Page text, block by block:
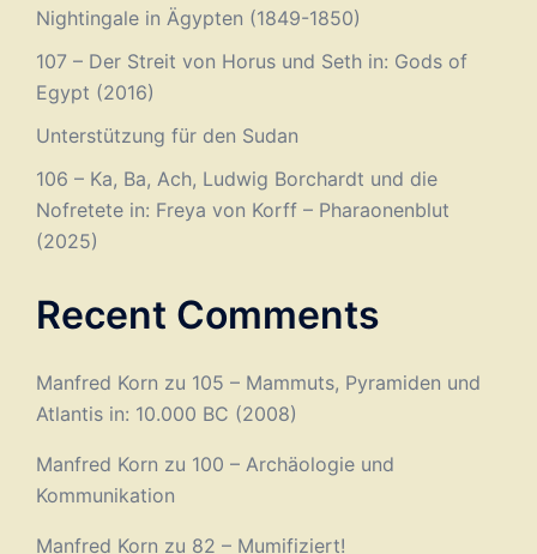
Nightingale in Ägypten (1849-1850)
107 – Der Streit von Horus und Seth in: Gods of
Egypt (2016)
Unterstützung für den Sudan
106 – Ka, Ba, Ach, Ludwig Borchardt und die
Nofretete in: Freya von Korff – Pharaonenblut
(2025)
Recent Comments
Manfred Korn zu 105 – Mammuts, Pyramiden und
Atlantis in: 10.000 BC (2008)
Manfred Korn zu 100 – Archäologie und
Kommunikation
Manfred Korn zu 82 – Mumifiziert!